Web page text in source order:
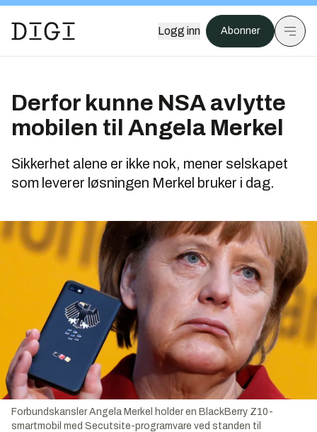
Logg inn Abonner
Derfor kunne NSA avlytte
mobilen til Angela Merkel
Sikkerhet alene er ikke nok, mener selskapet
som leverer løsningen Merkel bruker i dag.
Forbundskansler Angela Merkel holder en BlackBerry Z10-
smartmobil med Secutsite-programvare ved standen til